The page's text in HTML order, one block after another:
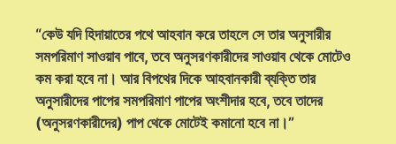
“কেউ যদি হিদায়াতের পথে আহবান করে তাহলে সে তার অনুসারীর
সমপরিমাণ সাওয়াব পাবে, তবে অনুসরণকারীদের সাওয়াব থেকে মোটেও
কম করা হবে না। আর বিপথের দিকে আহবানকারী ব্যক্তি তার
অনুসারীদের পাপের সমপরিমাণ পাপের অংশীদার হবে, তবে তাদের
(অনুসরণকারীদের) পাপ থেকে মোটেই কমানো হবে না।”